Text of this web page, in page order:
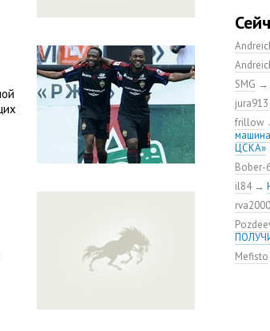
на
но
мяча»
ЦСКА
ЦСКА
SMG →
jura913
frillow
ЦСКА»
Bober-
il84→
rva2000
Mefisto